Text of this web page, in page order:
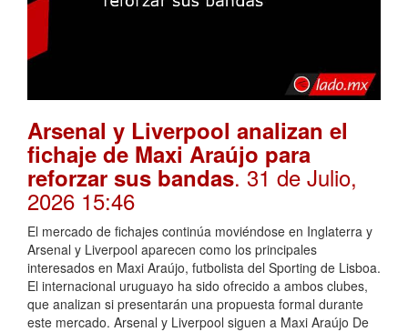
Arsenal y Liverpool analizan el
fichaje de Maxi Araújo para
reforzar sus bandas. 31 de Julio,
2026 15:46
El mercado de fichajes continúa moviéndose en Inglaterra y
Arsenal y Liverpool aparecen como los principales
interesados en Maxi Araújo, futbolista del Sporting de Lisboa.
El internacional uruguayo ha sido ofrecido a ambos clubes,
que analizan si presentarán una propuesta formal durante
este mercado. Arsenal y Liverpool siguen a Maxi Araújo De